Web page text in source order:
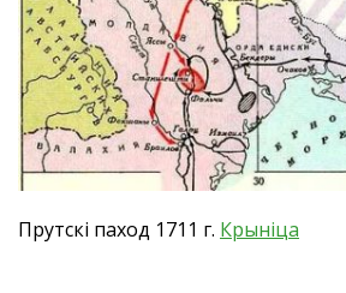
Прутскі паход 1711 г. Крынiца